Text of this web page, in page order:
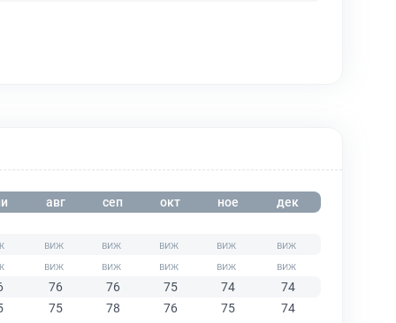
авг сеп окт ное дек
76 76 75 74
74
75 78 76 75 74